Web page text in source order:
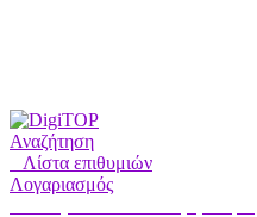
Αναζήτηση
Λίστα επιθυμιών
Λογαριασμός